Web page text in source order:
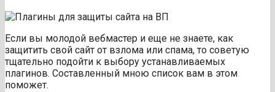
Если вы молодой вебмастер и еще не знаете, как
защитить свой сайт от взлома или спама, то советую
тщательно подойти к выбору устанавливаемых
плагинов. Составленный мною список вам в этом
поможет.